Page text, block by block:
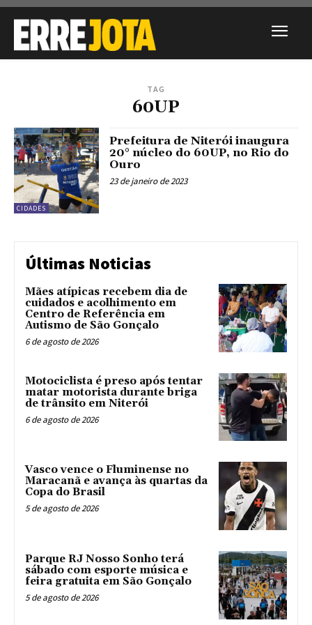
TAG
60UP
CIDADES
Prefeitura de Niterói inaugura
20° núcleo do 60UP, no Rio do
Ouro
23 de janeiro de 2023
Últimas Noticias
Mães atípicas recebem dia de
cuidados e acolhimento em
Centro de Referência em
Autismo de São Gonçalo
6 de agosto de 2026
Motociclista é preso após tentar
matar motorista durante briga
de trânsito em Niterói
6 de agosto de 2026
Vasco vence o Fluminense no
Maracanã e avança às quartas da
Copa do Brasil
5 de agosto de 2026
Parque RJ Nosso Sonho terá
sábado com esporte música e
feira gratuita em São Gonçalo
5 de agosto de 2026